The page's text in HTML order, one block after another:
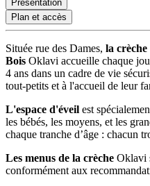
Présentation
Plan et accès
Située rue des Dames, la crèche
Bois Oklavi accueille chaque
4 ans dans un cadre de vie
tout-petits et à l'accueil de leur
L'espace d'éveil est
les bébés, les moyens, et les
chaque tranche d’âge : chacun
Les menus de la crèche Oklavi
conformément aux